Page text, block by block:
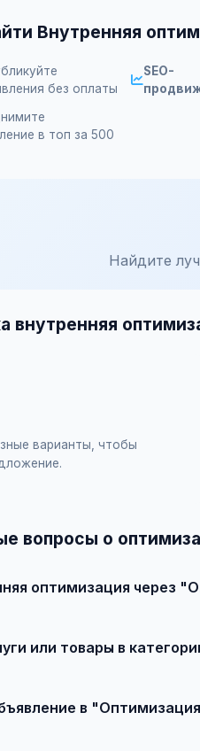
Внутренняя
без оплаты
SEO-
в топ за 500
Найдите
внутренняя
варианты, чтобы
вопросы о
оптимизация через
или товары в
в